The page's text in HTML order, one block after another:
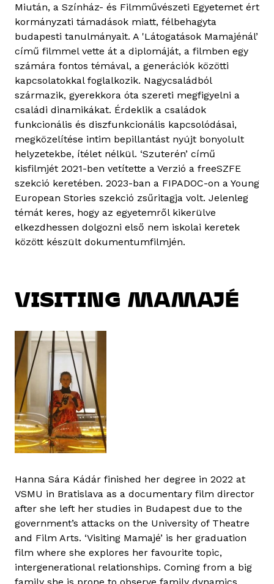
Miután, a Színház- és Filmművészeti Egyetemet ért
kormányzati támadások miatt, félbehagyta
budapesti tanulmányait. A 'Látogatások Mamajénál’
című filmmel vette át a diplomáját, a filmben egy
számára fontos témával, a generációk közötti
kapcsolatokkal foglalkozik. Nagycsaládból
származik, gyerekkora óta szereti megfigyelni a
családi dinamikákat. Érdeklik a családok
funkcionális és diszfunkcionális kapcsolódásai,
megközelítése intim bepillantást nyújt bonyolult
helyzetekbe, ítélet nélkül. ‘Szuterén’ című
kisfilmjét 2021-ben vetítette a Verzió a freeSZFE
szekció keretében. 2023-ban a FIPADOC-on a Young
European Stories szekció zsűritagja volt. Jelenleg
témát keres, hogy az egyetemről kikerülve
elkezdhessen dolgozni első nem iskolai keretek
között készült dokumentumfilmjén.
VISITING MAMAJÉ
Hanna Sára Kádár finished her degree in 2022 at
VSMU in Bratislava as a documentary film director
after she left her studies in Budapest due to the
government’s attacks on the University of Theatre
and Film Arts. ‘Visiting Mamajé’ is her graduation
film where she explores her favourite topic,
intergenerational relationships. Coming from a big
family she is prone to observe family dynamics,